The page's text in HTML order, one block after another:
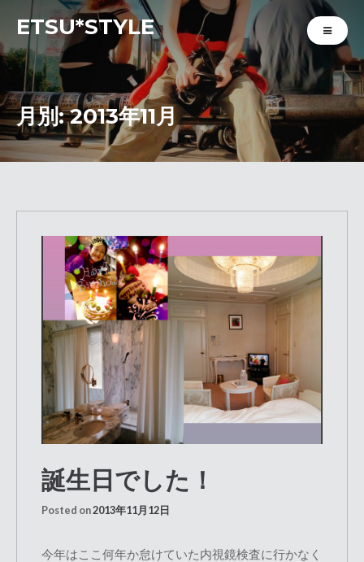
ETSU*STYLE
月別: 2013年11月
誕生日でした！
Posted on2013年11月12日
今年はここ何年か怠けていた内視鏡検査に行かなく